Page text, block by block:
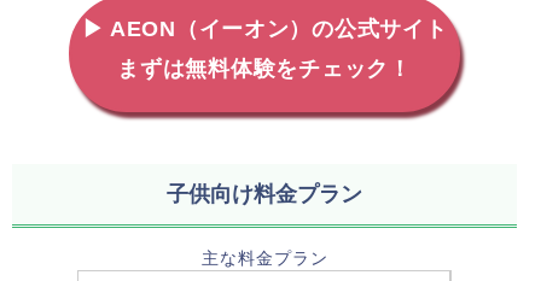
▶ AEON（イーオン）の公式サイト
まずは無料体験をチェック！
子供向け料金プラン
主な料金プラン